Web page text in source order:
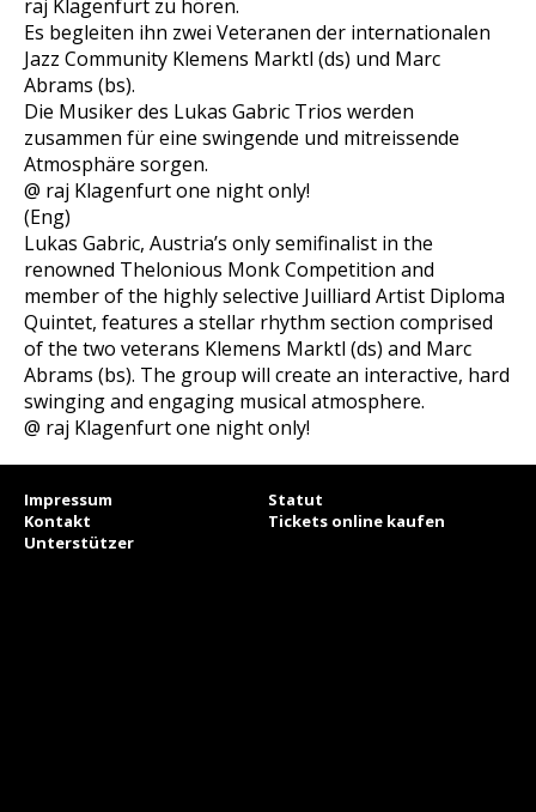
raj Klagenfurt zu hören.
Es begleiten ihn zwei Veteranen der internationalen
Jazz Community Klemens Marktl (ds) und Marc
Abrams (bs).
Die Musiker des Lukas Gabric Trios werden
zusammen für eine swingende und mitreissende
Atmosphäre sorgen.
@ raj Klagenfurt one night only!
(Eng)
Lukas Gabric, Austria’s only semifinalist in the
renowned Thelonious Monk Competition and
member of the highly selective Juilliard Artist Diploma
Quintet, features a stellar rhythm section comprised
of the two veterans Klemens Marktl (ds) and Marc
Abrams (bs). The group will create an interactive, hard
swinging and engaging musical atmosphere.
@ raj Klagenfurt one night only!
Impressum
Statut
Kontakt
Tickets online kaufen
Unterstützer